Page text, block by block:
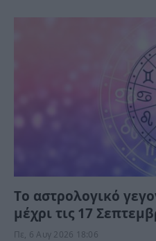
Tο αστρολογικό
μέχρι τις 17
αξίες, πορτοφόλι και
Πε, 6 Αυγ 2026 18:06